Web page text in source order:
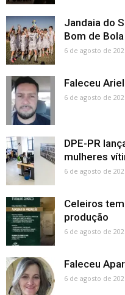
Jandaia do
Bom de
6 de agosto de
Faleceu
6 de agosto de
DPE-PR
mulheres
6 de agosto de
Celeiros
produção
6 de agosto de
Faleceu
6 de agosto de